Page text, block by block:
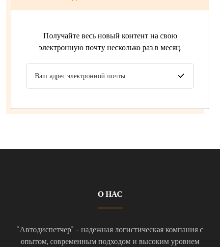
Получайте весь новый контент на свою
электронную почту несколько раз в месяц.
О НАС
"Автодиспетчер" - надежная логистическая компания с
опытом, современным подходом и высоким уровнем